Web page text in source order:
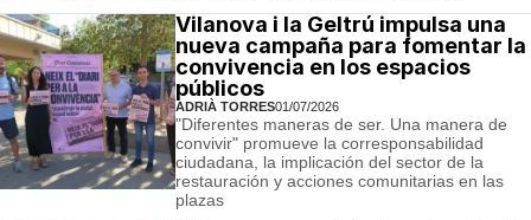
Vilanova i la Geltrú impulsa una
nueva campaña para fomentar la
convivencia en los espacios
públicos
ADRIÀ TORRES01/07/2026
"Diferentes maneras de ser. Una manera de
convivir" promueve la corresponsabilidad
ciudadana, la implicación del sector de la
restauración y acciones comunitarias en las
plazas